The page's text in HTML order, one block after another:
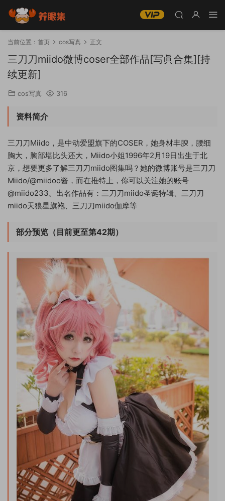
当前位置： 首页 cos写真 正文
三刀刀miido微博coser全部作品[写眞合集][持
续更新]
cos写真 316
资料简介
三刀刀Miido，是中动爱盟旗下的COSER，她身材丰腴，腰细
胸大，胸部堪比头还大，Miido小姐1996年2月19日出生于北
京，想要更多了解三刀刀miido图集吗？她的微博账号是三刀刀
Miido/@miidoo酱，而在推特上，你可以关注她的账号
@miido233。出名作品有：三刀刀miido圣诞特辑、三刀刀
miido天狼星旗袍、三刀刀miido伽摩等
部分预览（目前更至第42期）